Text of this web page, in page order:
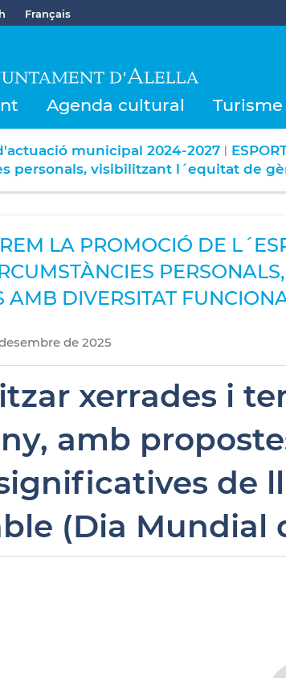
Français
Agenda cultural Turisme
municipal 2024-2027 |
personals, visibilitzant l´equitat de
LA PROMOCIÓ DE
AMB DIVERSITAT
de 2025
xerrades i
amb
de
(Dia Mundial